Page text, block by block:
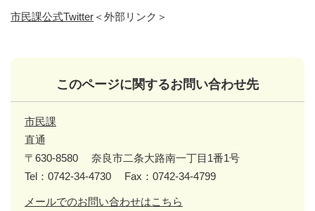
市民課公式Twitter ＜外部リンク＞
このページに関するお問い合わせ先
市民課
直通
〒630-8580
奈良市二条大路南一丁目1番1号
Tel：0742-34-4730
Fax：0742-34-4799
メールでのお問い合わせはこちら